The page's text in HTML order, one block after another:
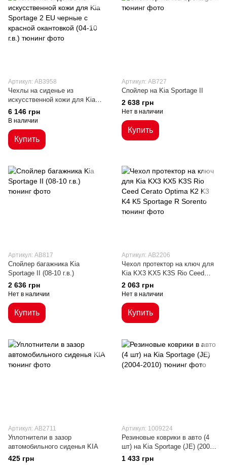
Артикул: AB3958
Чехлы на сиденье из
искусственной кожи для Kia
Sportage 2 EU черные с
красной окантовкой (04-10 г.в.)
6 146 грн
В наличии
Купить
Артикул: AB727
Спойлер на Kia Sportage II
2 638 грн
Нет в наличии
Купить
Артикул: AB817
Спойлер багажника Kia
Sportage II (08-10 г.в.)
2 636 грн
Нет в наличии
Купить
Артикул: AB2206
Чехол протектор на ключ для
Kia KX3 KX5 K3S Rio Ceed
Cerato Optima K2 K3 K4 K5
Sportage R Sorento
2 063 грн
Нет в наличии
Купить
Артикул: AB2711
Уплотнители в зазор
автомобильного сиденья KIA
425 грн
Артикул: 1009224
Резиновые коврики в авто (4
шт) на Kia Sportage (JE) (2004-
2010)
1 433 грн